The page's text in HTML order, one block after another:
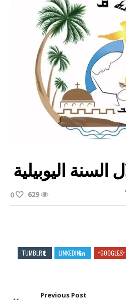
السنة اليوبيلية
629
0
GOOGLE+
LINKEDIN
TUMBLR
Previous Post